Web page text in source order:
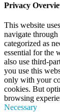
Privacy
This website
navigate through
categorized as
essential for the
also use third-
you use this
only with your
cookies. But
browsing
Necessary